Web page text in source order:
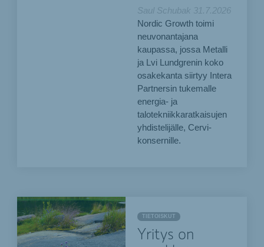
Saul Schubak 31.7.2026
Nordic Growth toimi
neuvonantajana
kaupassa, jossa Metalli
ja Lvi Lundgrenin koko
osakekanta siirtyy Intera
Partnersin tukemalle
energia- ja
talotekniikkaratkaisujen
yhdistelijälle, Cervi-
konsernille.
TIETOISKUT
Yritys on